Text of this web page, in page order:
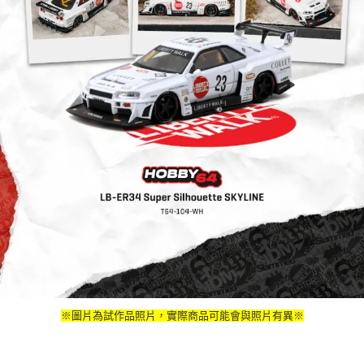
※圖片為試作品照片，實際商品可能會與照片有異※